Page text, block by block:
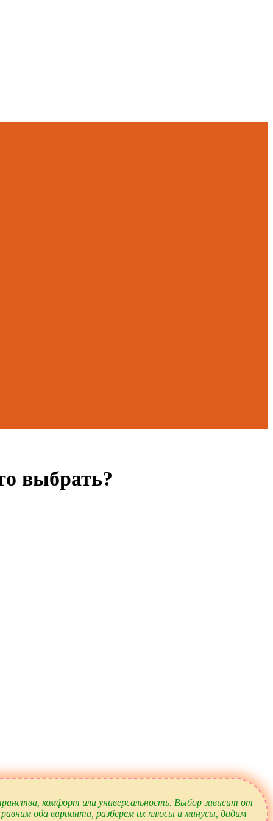
выбрать?
комфорт или универсальность. Выбор зависит от
оба варианта, разберем их плюсы и минусы, дадим